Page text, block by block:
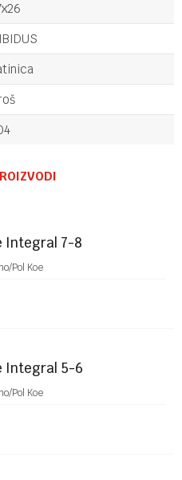
Integral 7-8
Pol Koe
Integral 5-6
Pol Koe